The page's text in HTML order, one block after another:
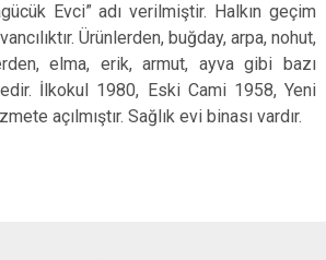
Evci” adı verilmiştir. Halkın geçim
Ürünlerden, buğday, arpa, nohut,
elma, erik, armut, ayva gibi bazı
İlkokul 1980, Eski Cami 1958, Yeni
açılmıştır. Sağlık evi binası vardır.